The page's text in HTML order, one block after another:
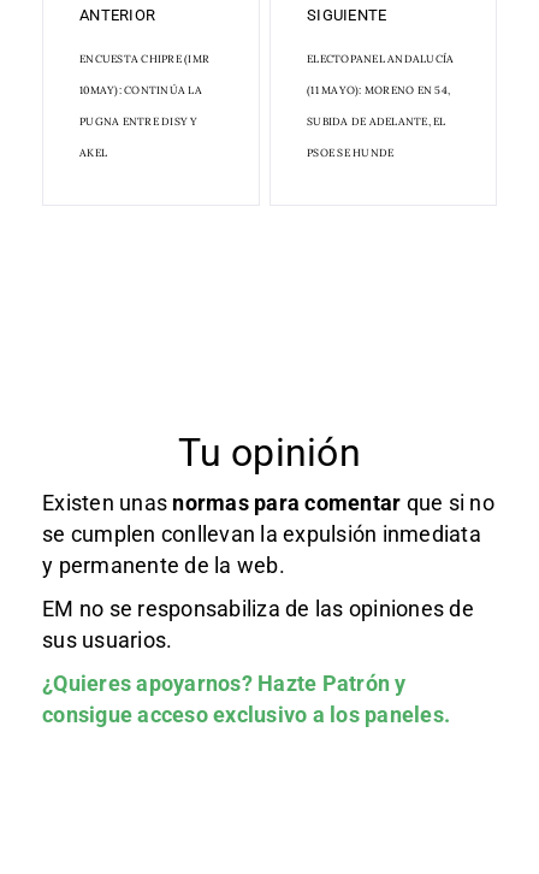
ANTERIOR
ENCUESTA CHIPRE (IMR
10MAY): CONTINÚA LA
PUGNA ENTRE DISY Y
AKEL
SIGUIENTE
ELECTOPANEL ANDALUCÍA
(11 MAYO): MORENO EN 54,
SUBIDA DE ADELANTE, EL
PSOE SE HUNDE
Tu opinión
Existen unas normas para comentar que si no
se cumplen conllevan la expulsión inmediata
y permanente de la web.
EM no se responsabiliza de las opiniones de
sus usuarios.
¿Quieres apoyarnos? Hazte Patróny
consigue acceso exclusivo a los paneles.